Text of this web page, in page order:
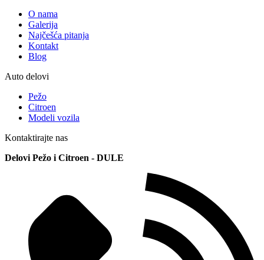
O nama
Galerija
Najčešća pitanja
Kontakt
Blog
Auto delovi
Pežo
Citroen
Modeli vozila
Kontaktirajte nas
Delovi Pežo i Citroen - DULE